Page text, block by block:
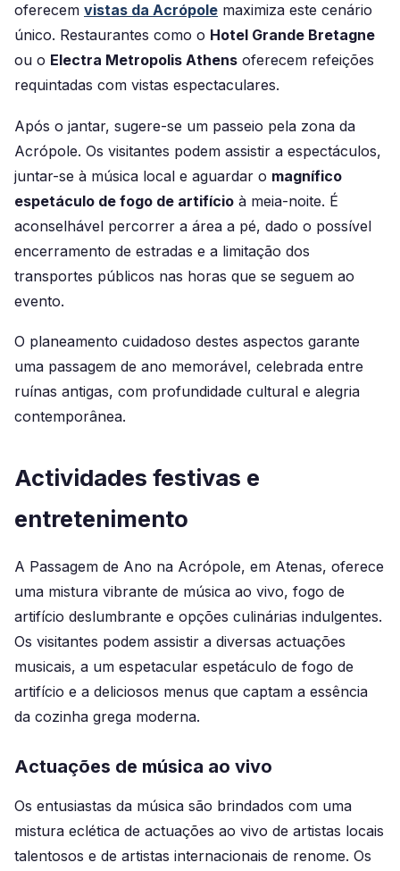
oferecem vistas da Acrópole maximiza este cenário
único. Restaurantes como o Hotel Grande Bretagne
ou o Electra Metropolis Athens oferecem refeições
requintadas com vistas espectaculares.
Após o jantar, sugere-se um passeio pela zona da
Acrópole. Os visitantes podem assistir a espectáculos,
juntar-se à música local e aguardar o magnífico
espetáculo de fogo de artifício à meia-noite. É
aconselhável percorrer a área a pé, dado o possível
encerramento de estradas e a limitação dos
transportes públicos nas horas que se seguem ao
evento.
O planeamento cuidadoso destes aspectos garante
uma passagem de ano memorável, celebrada entre
ruínas antigas, com profundidade cultural e alegria
contemporânea.
Actividades festivas e
entretenimento
A Passagem de Ano na Acrópole, em Atenas, oferece
uma mistura vibrante de música ao vivo, fogo de
artifício deslumbrante e opções culinárias indulgentes.
Os visitantes podem assistir a diversas actuações
musicais, a um espetacular espetáculo de fogo de
artifício e a deliciosos menus que captam a essência
da cozinha grega moderna.
Actuações de música ao vivo
Os entusiastas da música são brindados com uma
mistura eclética de actuações ao vivo de artistas locais
talentosos e de artistas internacionais de renome. Os